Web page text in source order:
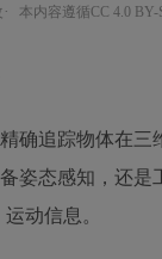
· 本内容遵循CC 4.0
确追踪物体在
姿态感知，还
动信息。